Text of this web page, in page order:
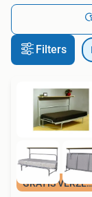
Filters
GRATIS